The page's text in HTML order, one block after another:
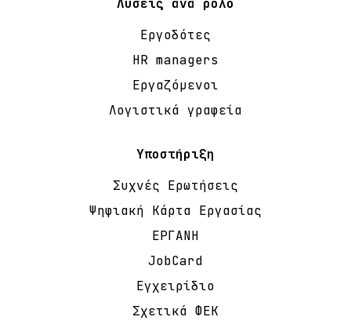
Λύσεις ανά ρόλο
Εργοδότες
HR managers
Εργαζόμενοι
Λογιστικά γραφεία
Υποστήριξη
Συχνές Ερωτήσεις
Ψηφιακή Κάρτα Εργασίας
ΕΡΓΑΝΗ
JobCard
Εγχειρίδιο
Σχετικά ΦΕΚ